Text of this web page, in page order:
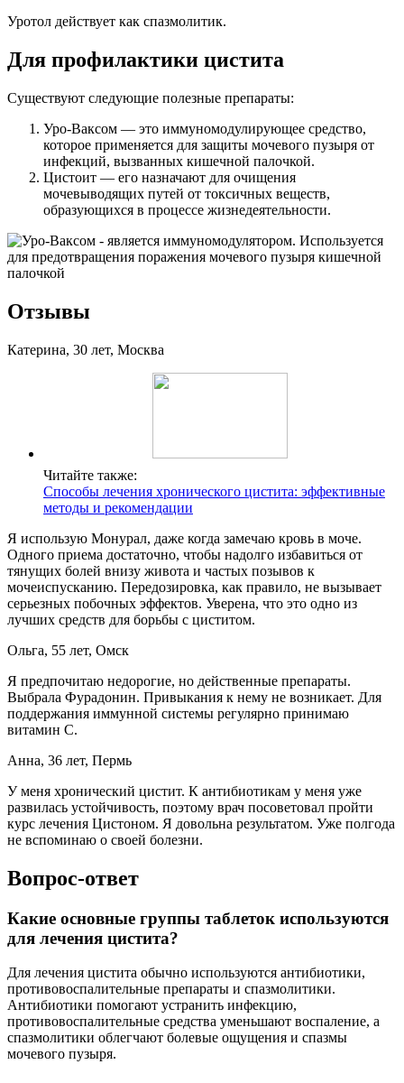
Уротол действует как спазмолитик.
Для профилактики цистита
Существуют следующие полезные препараты:
Уро-Ваксом — это иммуномодулирующее средство,
которое применяется для защиты мочевого пузыря от
инфекций, вызванных кишечной палочкой.
Цистоит — его назначают для очищения
мочевыводящих путей от токсичных веществ,
образующихся в процессе жизнедеятельности.
Отзывы
Катерина, 30 лет, Москва
Читайте также:
Способы лечения хронического цистита: эффективные
методы и рекомендации
Я использую Монурал, даже когда замечаю кровь в моче.
Одного приема достаточно, чтобы надолго избавиться от
тянущих болей внизу живота и частых позывов к
мочеиспусканию. Передозировка, как правило, не вызывает
серьезных побочных эффектов. Уверена, что это одно из
лучших средств для борьбы с циститом.
Ольга, 55 лет, Омск
Я предпочитаю недорогие, но действенные препараты.
Выбрала Фурадонин. Привыкания к нему не возникает. Для
поддержания иммунной системы регулярно принимаю
витамин С.
Анна, 36 лет, Пермь
У меня хронический цистит. К антибиотикам у меня уже
развилась устойчивость, поэтому врач посоветовал пройти
курс лечения Цистоном. Я довольна результатом. Уже полгода
не вспоминаю о своей болезни.
Вопрос-ответ
Какие основные группы таблеток используются
для лечения цистита?
Для лечения цистита обычно используются антибиотики,
противовоспалительные препараты и спазмолитики.
Антибиотики помогают устранить инфекцию,
противовоспалительные средства уменьшают воспаление, а
спазмолитики облегчают болевые ощущения и спазмы
мочевого пузыря.